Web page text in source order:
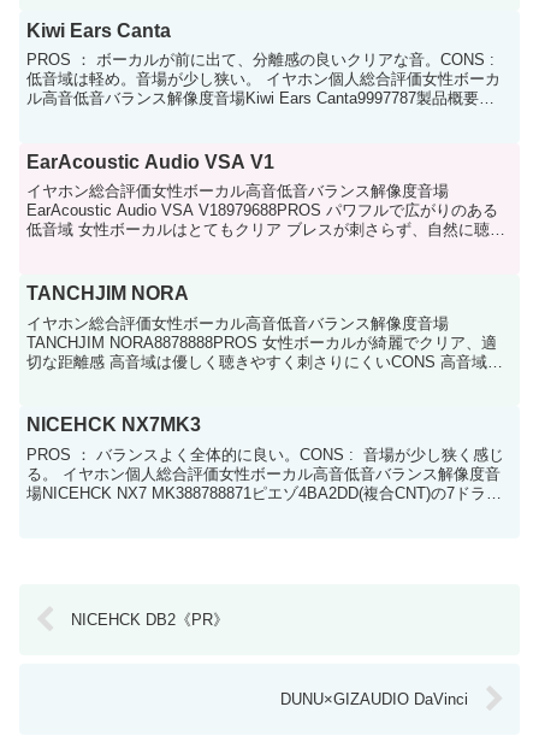
Kiwi Ears Canta
PROS ： ボーカルが前に出て、分離感の良いクリアな音。CONS :
低音域は軽め。音場が少し狭い。 イヤホン個人総合評価女性ボーカ
ル高音低音バランス解像度音場Kiwi Ears Canta9997787製品概要
EarAcoustic Audio VSA V1
イヤホン総合評価女性ボーカル高音低音バランス解像度音場
EarAcoustic Audio VSA V18979688PROS パワフルで広がりのある
低音域 女性ボーカルはとてもクリア ブレスが刺さらず、自然に聴き
TANCHJIM NORA
イヤホン総合評価女性ボーカル高音低音バランス解像度音場
TANCHJIM NORA8878888PROS 女性ボーカルが綺麗でクリア、適
切な距離感 高音域は優しく聴きやすく刺さりにくいCONS 高音域の
NICEHCK NX7MK3
PROS ： バランスよく全体的に良い。CONS : 音場が少し狭く感じ
る。 イヤホン個人総合評価女性ボーカル高音低音バランス解像度音
場NICEHCK NX7 MK388788871ピエゾ4BA2DD(複合CNT)の7ドライ
NICEHCK DB2《PR》
DUNU×GIZAUDIO DaVinci